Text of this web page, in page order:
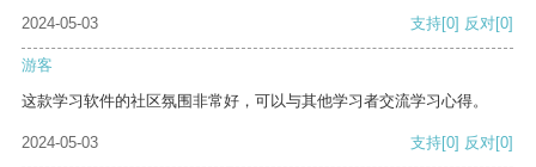
2024-05-03
支持[0] 反对[0]
游客
这款学习软件的社区氛围非常好，可以与其他学习者交流学习心得。
2024-05-03 支持[0] 反对[0]